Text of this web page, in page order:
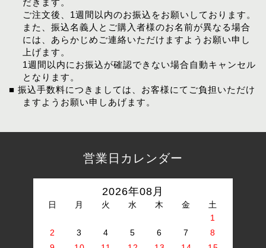
だきます。
ご注文後、1週間以内のお振込をお願いしております。
また、振込名義人とご購入者様のお名前が異なる場合
には、あらかじめご連絡いただけますようお願い申し
上げます。
1週間以内にお振込が確認できない場合自動キャンセル
となります。
■ 振込手数料につきましては、お客様にてご負担いただけ
ますようお願い申しあげます。
営業日カレンダー
2026年08月
日 月 火 水 木 金
土
1
2
3 4 5 6 7
8